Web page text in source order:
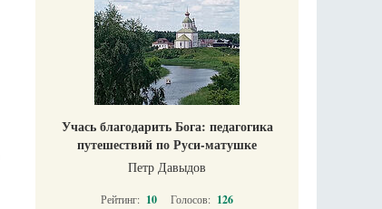
Учась благодарить Бога: педагогика
путешествий по Руси-матушке
Петр Давыдов
Рейтинг: 10 Голосов: 126